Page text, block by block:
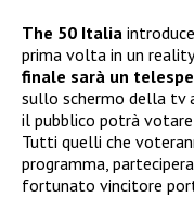
The 50 Italia
prima volta in un
finale sarà un
sullo schermo della tv
il pubblico potrà
Tutti quelli che
programma,
fortunato vincitore